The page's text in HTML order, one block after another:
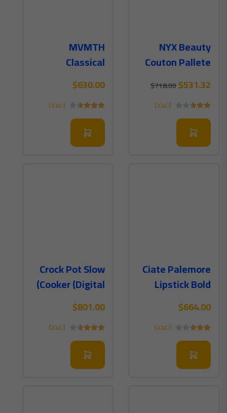
NYX Beauty
Couton Pallete
Makeup 12
$531.32
$718.00
(:عدد)
MVMTH
Classical
Leather Watch
In Black (Digital)
$630.00
(:عدد)
Ciate Palemore
Lipstick Bold
Red Color
$664.00
(:عدد)
Crock Pot Slow
Cooker (Digital)
$801.00
(:عدد)